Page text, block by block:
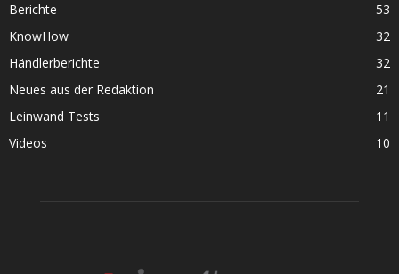
Berichte
53
KnowHow
32
Händlerberichte
32
Neues aus der Redaktion
21
Leinwand Tests
11
Videos
10